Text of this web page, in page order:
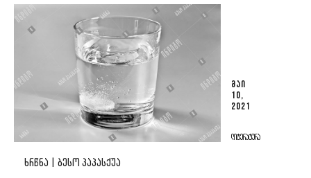
ᲛᲐᲘ
10,
2021
ᲚᲘᲢᲔᲠᲐᲢᲣᲠᲐ
ᲮᲠᲬᲜᲐ | ᲑᲔᲡᲝ ᲞᲐᲞᲐᲡᲥᲣᲐ